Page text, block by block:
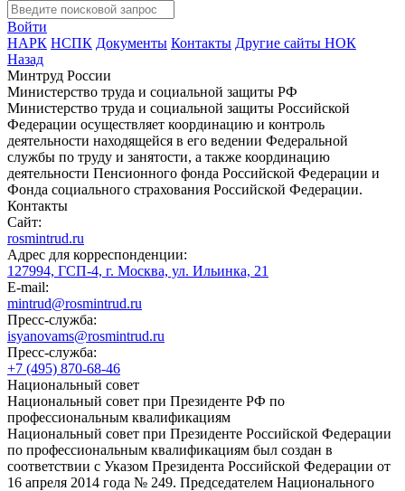
Войти
НАРК НСПК Документы Контакты Другие сайты НОК
Назад
Минтруд России
Министерство труда и социальной защиты РФ
Министерство труда и социальной защиты Российской
Федерации осуществляет координацию и контроль
деятельности находящейся в его ведении Федеральной
службы по труду и занятости, а также координацию
деятельности Пенсионного фонда Российской Федерации и
Фонда социального страхования Российской Федерации.
Контакты
Сайт:
rosmintrud.ru
Адрес для корреспонденции:
127994, ГСП-4, г. Москва, ул. Ильинка, 21
E-mail:
mintrud@rosmintrud.ru
Пресс-служба:
isyanovams@rosmintrud.ru
Пресс-служба:
+7 (495) 870-68-46
Национальный совет
Национальный совет при Президенте РФ по
профессиональным квалификациям
Национальный совет при Президенте Российской Федерации
по профессиональным квалификациям был создан в
соответствии с Указом Президента Российской Федерации от
16 апреля 2014 года № 249. Председателем Национального